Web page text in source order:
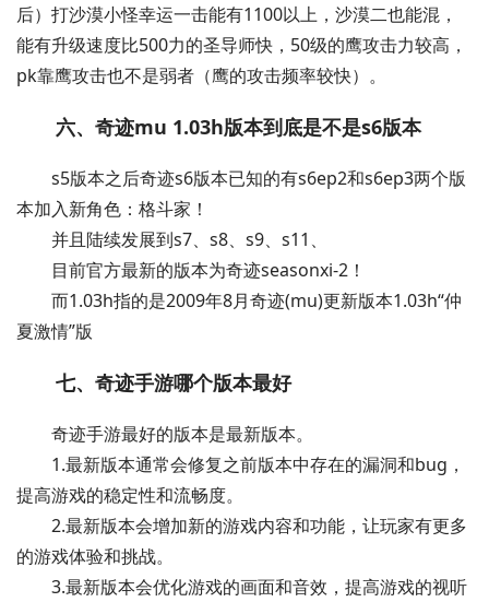
后）打沙漠小怪幸运一击能有1100以上，沙漠二也能混，
能有升级速度比500力的圣导师快，50级的鹰攻击力较高，
pk靠鹰攻击也不是弱者（鹰的攻击频率较快）。
六、奇迹mu 1.03h版本到底是不是s6版本
s5版本之后奇迹s6版本已知的有s6ep2和s6ep3两个版
本加入新角色：格斗家！
并且陆续发展到s7、s8、s9、s11、
目前官方最新的版本为奇迹seasonxi-2！
而1.03h指的是2009年8月奇迹(mu)更新版本1.03h“仲
夏激情”版
七、奇迹手游哪个版本最好
奇迹手游最好的版本是最新版本。
1.最新版本通常会修复之前版本中存在的漏洞和bug，
提高游戏的稳定性和流畅度。
2.最新版本会增加新的游戏内容和功能，让玩家有更多
的游戏体验和挑战。
3.最新版本会优化游戏的画面和音效，提高游戏的视听